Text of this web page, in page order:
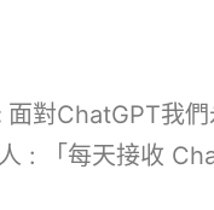
面對ChatGPT我
: 「每天接收